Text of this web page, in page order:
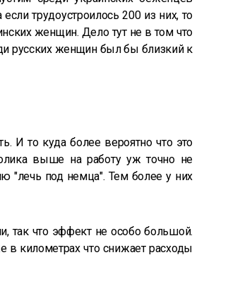
трудоустроилось 200 из них, то
женщин. Дело тут не в том что
русских женщин был бы близкий к
И то куда более вероятно что это
выше на работу уж точно не
"лечь под немца". Тем более у них
так что эффект не особо большой.
километрах что снижает расходы